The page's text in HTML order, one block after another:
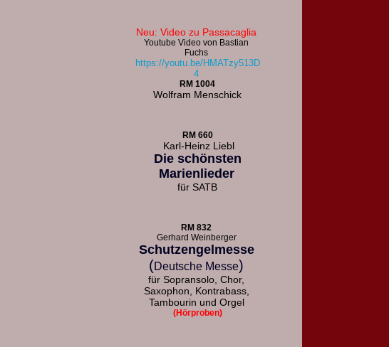
Neu: Video zu Passacaglia
Youtube Video von Bastian
Fuchs
https://youtu.be/HMATzy513D
4
RM 1004
Wolfram Menschick
RM 660
Karl-Heinz Liebl
Die schönsten
Marienlieder
für SATB
RM 832
Gerhard Weinberger
Schutzengelmesse
(Deutsche Messe)
für Sopransolo, Chor,
Saxophon, Kontrabass,
Tambourin und Orgel
(Hörproben)